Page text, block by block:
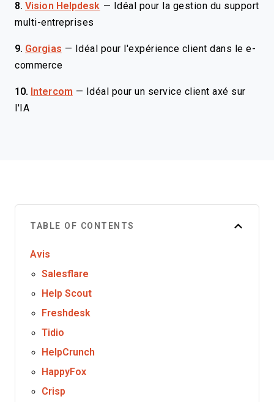
8. Vision Helpdesk —
Idéal pour la gestion du support
multi-entreprises
9. Gorgias —
Idéal pour l'expérience client dans le e-
commerce
10. Intercom —
Idéal pour un service client axé sur
l'IA
TABLE OF CONTENTS
Avis
Salesflare
Help Scout
Freshdesk
Tidio
HelpCrunch
HappyFox
Crisp